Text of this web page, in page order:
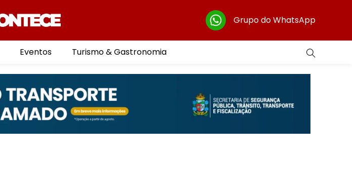
Grupo do WhatsApp
Eventos Turismo & Gastronomia